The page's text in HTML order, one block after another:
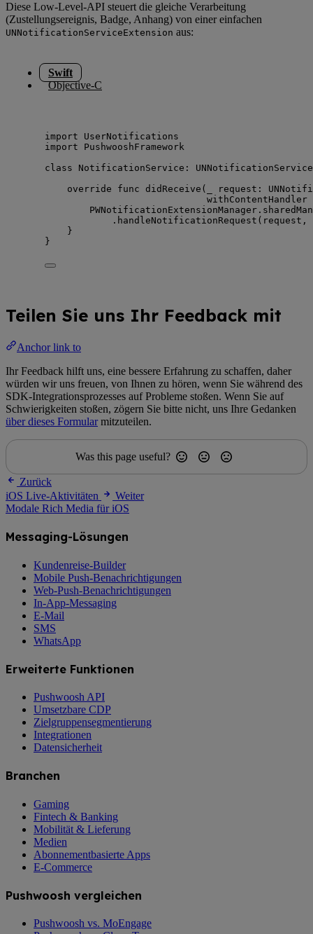
Diese Low-Level-API steuert die gleiche Verarbeitung
(Zustellungsereignis, Badge, Anhang) von einer einfachen
UNNotificationServiceExtension aus:
Swift
Objective-C
import UserNotifications
import PushwooshFramework
class NotificationService:
override
func didReceive ( request :
withContentHandler
PWNotificationExtensionManager.
. handleNotificationRequest ( request,
}
}
Teilen Sie uns Ihr Feedback mit
Anchor link to
Ihr Feedback hilft uns, eine bessere Erfahrung zu schaffen, daher
würden wir uns freuen, von Ihnen zu hören, wenn Sie während des
SDK-Integrationsprozesses auf Probleme stoßen. Wenn Sie auf
Schwierigkeiten stoßen, zögern Sie bitte nicht, uns Ihre Gedanken
über dieses Formularmitzuteilen.
Was this page useful?
Zurück
iOS Live-Aktivitäten
Weiter
Modale Rich Media für iOS
Messaging-Lösungen
Kundenreise-Builder
Mobile Push-Benachrichtigungen
Web-Push-Benachrichtigungen
In-App-Messaging
E-Mail
SMS
WhatsApp
Erweiterte Funktionen
Pushwoosh API
Umsetzbare CDP
Zielgruppensegmentierung
Integrationen
Datensicherheit
Branchen
Gaming
Fintech & Banking
Mobilität & Lieferung
Medien
Abonnementbasierte Apps
E-Commerce
Pushwoosh vergleichen
Pushwoosh vs. MoEngage